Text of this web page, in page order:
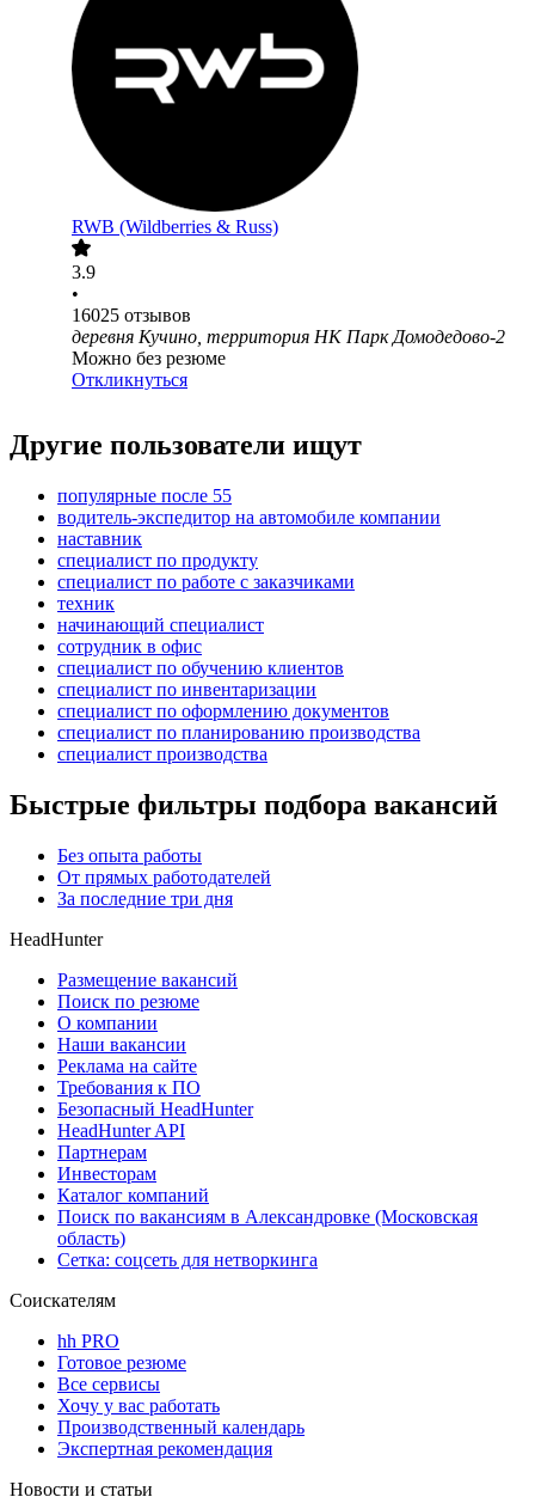
RWB (Wildberries & Russ)
3.9
•
16025 отзывов
деревня Кучино, территория НК Парк Домодедово-2
Можно без резюме
Откликнуться
Другие пользователи ищут
популярные после 55
водитель-экспедитор на автомобиле компании
наставник
специалист по продукту
специалист по работе с заказчиками
техник
начинающий специалист
сотрудник в офис
специалист по обучению клиентов
специалист по инвентаризации
специалист по оформлению документов
специалист по планированию производства
специалист производства
Быстрые фильтры подбора вакансий
Без опыта работы
От прямых работодателей
За последние три дня
HeadHunter
Размещение вакансий
Поиск по резюме
О компании
Наши вакансии
Реклама на сайте
Требования к ПО
Безопасный HeadHunter
HeadHunter API
Партнерам
Инвесторам
Каталог компаний
Поиск по вакансиям в Александровке (Московская
область)
Сетка: соцсеть для нетворкинга
Соискателям
hh PRO
Готовое резюме
Все сервисы
Хочу у вас работать
Производственный календарь
Экспертная рекомендация
Новости и статьи